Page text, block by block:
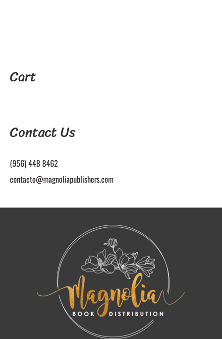
Cart
Contact Us
(956) 448 8462
contacto@magnoliapublishers.com